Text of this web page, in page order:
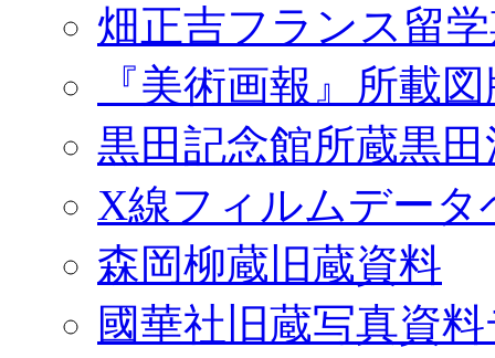
畑正吉フランス留
『美術画報』所載
黒田記念館所蔵黒
X線フィルムデータ
森岡柳蔵旧蔵資料
國華社旧蔵写真資